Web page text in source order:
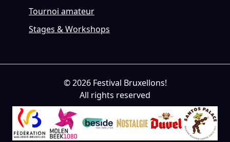
Tournoi amateur
Stages & Workshops
© 2026 Festival Bruxellons!
All rights reserved